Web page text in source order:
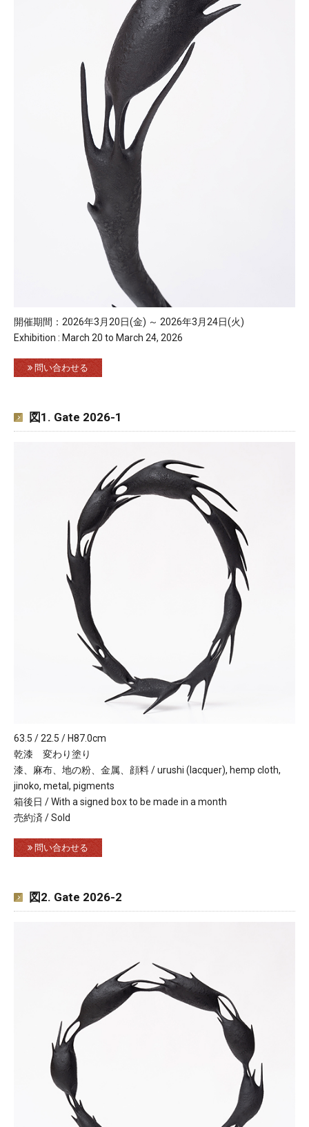
開催期間：2026年3月20日(金) ～ 2026年3月24日(火)
Exhibition : March 20 to March 24, 2026
問い合わせる
図1. Gate 2026-1
63.5 / 22.5 / H87.0cm
乾漆 変わり塗り
漆、麻布、地の粉、金属、顔料 / urushi (lacquer), hemp cloth,
jinoko, metal, pigments
箱後日 / With a signed box to be made in a month
売約済 / Sold
問い合わせる
図2. Gate 2026-2